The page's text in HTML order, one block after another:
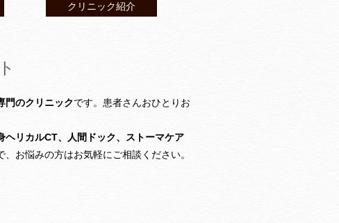
クリニック紹介
門のクリニックです。患者さんおひとりお
ヘリカルCT、人間ドック、ストーマケア
お悩みの方はお気軽にご相談ください。